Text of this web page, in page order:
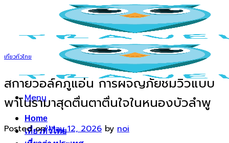
content
Menu
Home
เที่ยวทั่วไทย
เที่ยวทั่วไทย
สกายวอล์คภูแอ่น การผจญภัยชมวิวแบบ
พาโนรามาสุดตื่นตาตื่นใจในหนองบัวลำพู
Posted onMay 12, 2026 by noi